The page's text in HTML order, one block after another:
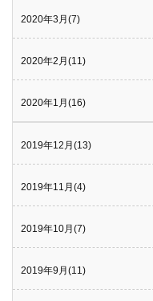
2020年3月(7)
2020年2月(11)
2020年1月(16)
2019年12月(13)
2019年11月(4)
2019年10月(7)
2019年9月(11)